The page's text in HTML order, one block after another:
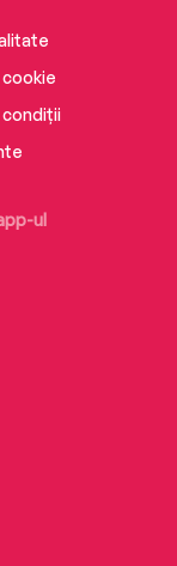
ul
condiții